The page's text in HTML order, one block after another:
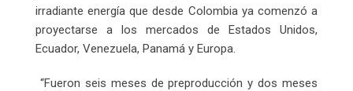
irradiante energía que desde Colombia ya comenzó a
proyectarse a los mercados de Estados Unidos,
Ecuador, Venezuela, Panamá y Europa.
“Fueron seis meses de preproducción y dos meses